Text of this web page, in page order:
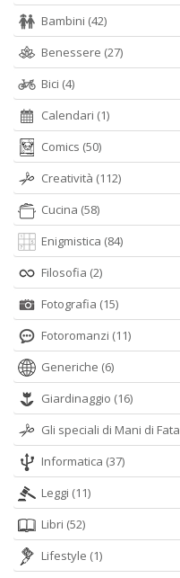
Bambini (42)
Benessere (27)
Bici (4)
Calendari (1)
Comics (50)
Creatività (112)
Cucina (58)
Enigmistica (84)
Filosofia (2)
Fotografia (15)
Fotoromanzi (11)
Generiche (6)
Giardinaggio (16)
Gli speciali di Mani di Fata
Informatica (37)
Leggi (11)
Libri (52)
Lifestyle (1)